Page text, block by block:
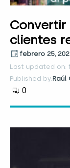
Convertir
clientes
febrero 25,
Last updated on:
Published by:Raúl
0